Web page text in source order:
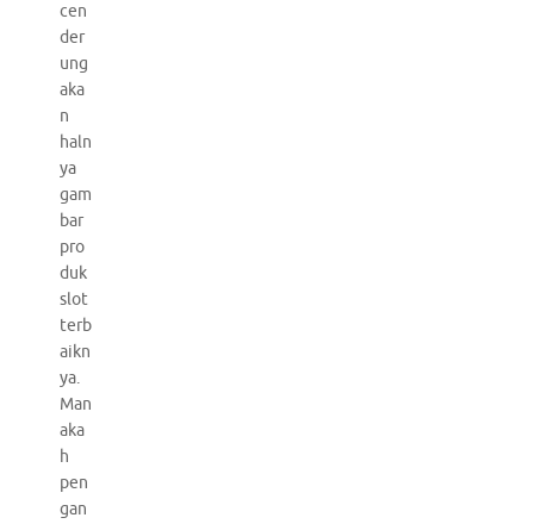
cen
der
ung
aka
n
haln
ya
gam
bar
pro
duk
slot
terb
aikn
ya.
Man
aka
h
pen
gan